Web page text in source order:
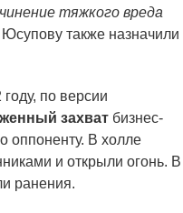
тяжкого вреда
Юсупову также назначили
по версии
захват бизнес-
оппоненту. В холле
и открыли огонь. В
ранения.